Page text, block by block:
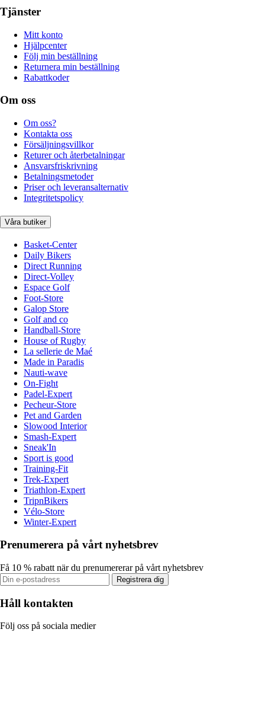
Tjänster
Mitt konto
Hjälpcenter
Följ min beställning
Returnera min beställning
Rabattkoder
Om oss
Om oss?
Kontakta oss
Försäljningsvillkor
Returer och återbetalningar
Ansvarsfriskrivning
Betalningsmetoder
Priser och leveransalternativ
Integritetspolicy
Våra butiker
Basket-Center
Daily Bikers
Direct Running
Direct-Volley
Espace Golf
Foot-Store
Galop Store
Golf and co
Handball-Store
House of Rugby
La sellerie de Maé
Made in Paradis
Nauti-wave
On-Fight
Padel-Expert
Pecheur-Store
Pet and Garden
Slowood Interior
Smash-Expert
Sneak'In
Sport is good
Training-Fit
Trek-Expert
Triathlon-Expert
TripnBikers
Vélo-Store
Winter-Expert
Prenumerera på vårt nyhetsbrev
Få 10 % rabatt när du prenumererar på vårt nyhetsbrev
Registrera dig
Håll kontakten
Följ oss på sociala medier